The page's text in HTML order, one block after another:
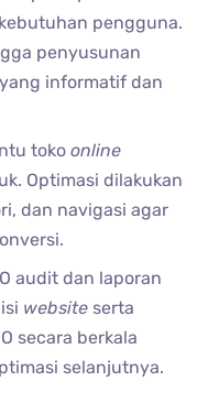
pengguna.
penyusunan
informatif dan
tokoonline
Optimasi dilakukan
dan navigasi agar
audit dan laporan
website serta
secara berkala
selanjutnya.